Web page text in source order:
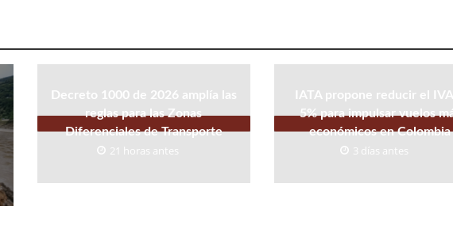
Decreto 1000 de 2026 amplía las
reglas para las Zonas
Diferenciales de Transporte
21 horas antes
IATA propone reducir el IVA
5% para impulsar vuelos
económicos en Colombia
3 días antes